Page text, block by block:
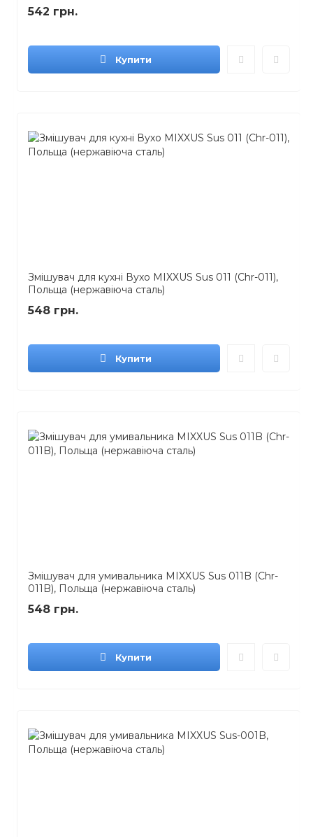
542 грн.
Купити
Змішувач для кухні Вухо MIXXUS Sus 011 (Chr-011),
Польща (нержавіюча сталь)
548 грн.
Купити
Змішувач для умивальника MIXXUS Sus 011B (Chr-
011B), Польща (нержавіюча сталь)
548 грн.
Купити